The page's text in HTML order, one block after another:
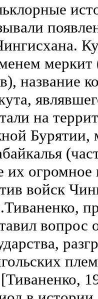
название
на
Бурятии,
их
войск
вопрос